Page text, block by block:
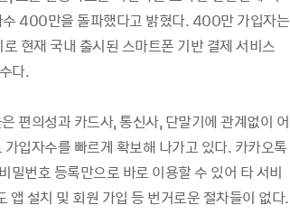
400만을 돌파했다고 밝혔다. 400만 가입자는
현재 국내 출시된 스마트폰 기반 결제 서비스
다.
편의성과 카드사, 통신사, 단말기에 관계없이 어
입자수를 빠르게 확보해 나가고 있다. 카카오톡
밀번호 등록만으로 바로 이용할 수 있어 타 서비
설치 및 회원 가입 등 번거로운 절차들이 없다.